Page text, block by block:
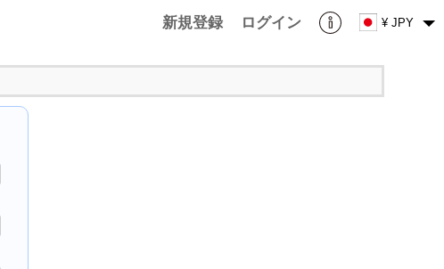
新規登録 ログイン ¥ JPY